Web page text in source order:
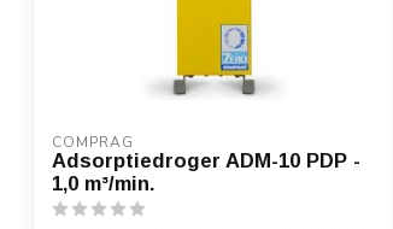
COMPRAG
Adsorptiedroger ADM-10 PDP -
1,0 m³/min.